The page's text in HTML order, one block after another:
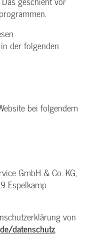
der folgenden
bei folgendem
GmbH & Co. KG,
Espelkamp
von
datenschutz.